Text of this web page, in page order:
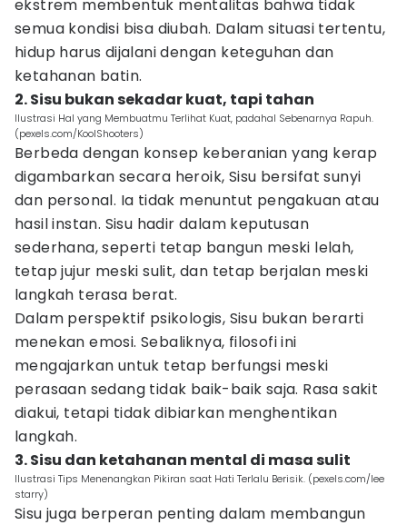
ekstrem membentuk mentalitas bahwa tidak
semua kondisi bisa diubah. Dalam situasi tertentu,
hidup harus dijalani dengan keteguhan dan
ketahanan batin.
2. Sisu bukan sekadar kuat, tapi tahan
Ilustrasi Hal yang Membuatmu Terlihat Kuat, padahal Sebenarnya Rapuh.
(pexels.com/KoolShooters)
Berbeda dengan konsep keberanian yang kerap
digambarkan secara heroik, Sisu bersifat sunyi
dan personal. Ia tidak menuntut pengakuan atau
hasil instan. Sisu hadir dalam keputusan
sederhana, seperti tetap bangun meski lelah,
tetap jujur meski sulit, dan tetap berjalan meski
langkah terasa berat.
Dalam perspektif psikologis, Sisu bukan berarti
menekan emosi. Sebaliknya, filosofi ini
mengajarkan untuk tetap berfungsi meski
perasaan sedang tidak baik-baik saja. Rasa sakit
diakui, tetapi tidak dibiarkan menghentikan
langkah.
3. Sisu dan ketahanan mental di masa sulit
Ilustrasi Tips Menenangkan Pikiran saat Hati Terlalu Berisik. (pexels.com/lee
starry)
Sisu juga berperan penting dalam membangun